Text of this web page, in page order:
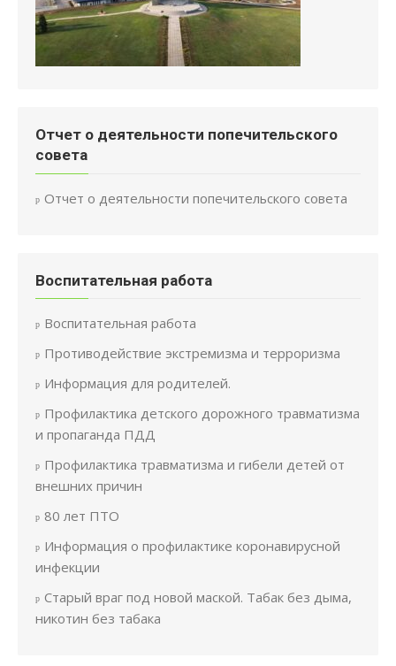
Отчет о деятельности попечительского
совета
Отчет о деятельности попечительского совета
Воспитательная работа
Воспитательная работа
Противодействие экстремизма и терроризма
Информация для родителей.
Профилактика детского дорожного травматизма
и пропаганда ПДД
Профилактика травматизма и гибели детей от
внешних причин
80 лет ПТО
Информация о профилактике коронавирусной
инфекции
Старый враг под новой маской. Табак без дыма,
никотин без табака